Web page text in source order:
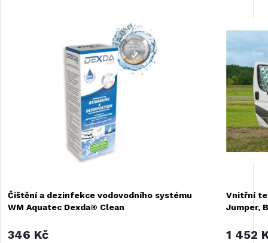
Čištění a dezinfekce vodovodního systému
WM Aquatec Dexda® Clean
346 Kč
Vnitřní
Jumper,
1 452